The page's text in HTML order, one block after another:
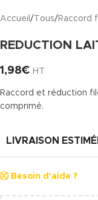
Accueil / Tous/ Raccord
REDUCTION
1,98€ HT
Raccord et réduction
comprimé.
LIVRAISON
Besoin d'aide ?